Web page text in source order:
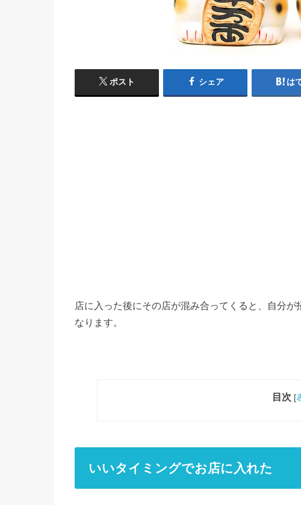
ポスト シェア は
店に入った後にその店が混み合ってくると、自分
なります。
目次 [
いいタイミングでお店に入れた